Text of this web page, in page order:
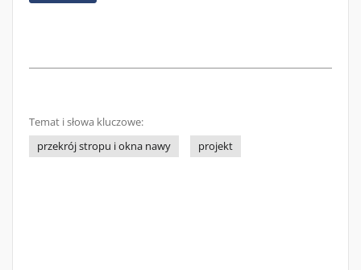
Temat i słowa kluczowe:
przekrój stropu i okna nawy
projekt